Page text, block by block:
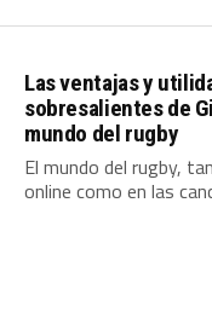
Las ventajas y
sobresalientes de
mundo del rugby
El mundo del rugby,
online como en las